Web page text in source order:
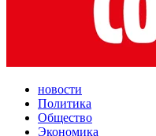
новости
Политика
Общество
Экономика